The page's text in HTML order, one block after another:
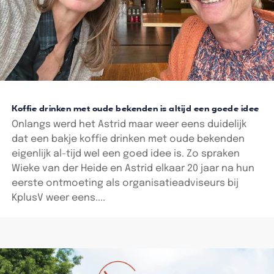
Koffie drinken met oude bekenden is altijd een goede idee
Onlangs werd het Astrid maar weer eens duidelijk
dat een bakje koffie drinken met oude bekenden
eigenlijk al-tijd wel een goed idee is. Zo spraken
Wieke van der Heide en Astrid elkaar 20 jaar na hun
eerste ontmoeting als organisatieadviseurs bij
KplusV weer eens....